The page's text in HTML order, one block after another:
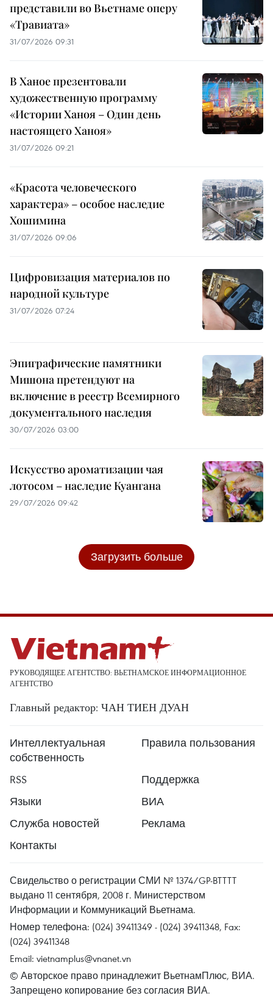
представили во Вьетнаме оперу
«Травиата»
31/07/2026 09:31
В Ханое презентовали
художественную программу
«Истории Ханоя – Один день
настоящего Ханоя»
31/07/2026 09:21
«Красота человеческого
характера» – особое наследие
Хошимина
31/07/2026 09:06
Цифровизация материалов по
народной культуре
31/07/2026 07:24
Эпиграфические памятники
Мишона претендуют на
включение в реестр Всемирного
документального наследия
30/07/2026 03:00
Искусство ароматизации чая
лотосом – наследие Куангана
29/07/2026 09:42
Загрузить больше
РУКОВОДЯЩЕЕ АГЕНТСТВО: ВЬЕТНАМСКОЕ ИНФОРМАЦИОННОЕ
АГЕНТСТВО
Главный редактор: ЧАН ТИЕН ДУАН
Интеллектуальная
собственность
Правила пользования
RSS
Поддержка
Языки
ВИА
Служба новостей
Реклама
Контакты
Свидельство о регистрации СМИ № 1374/GP-BTTTT
выдано 11 сентября, 2008 г. Министерством
Информации и Коммуникаций Вьетнама.
Номер телефона: (024) 39411349 - (024) 39411348, Fax:
(024) 39411348
Email: vietnamplus@vnanet.vn
© Авторское право принадлежит ВьетнамПлюс, ВИА.
Запрещено копирование без согласия ВИА.